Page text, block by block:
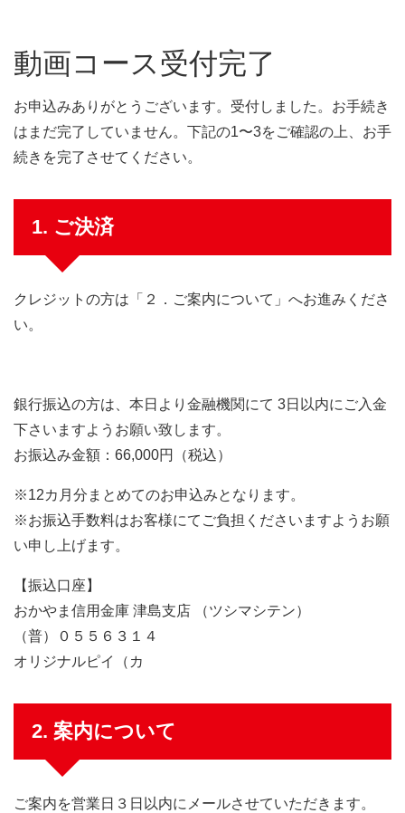
動画コース受付完了
お申込みありがとうございます。受付しました。お手続き
はまだ完了していません。下記の1〜3をご確認の上、お手
続きを完了させてください。
1. ご決済
クレジットの方は「２．ご案内について」へお進みくださ
い。
銀行振込の方は、本日より金融機関にて 3日以内にご入金
下さいますようお願い致します。
お振込み金額：66,000円（税込）
※12カ月分まとめてのお申込みとなります。
※お振込手数料はお客様にてご負担くださいますようお願
い申し上げます。
【振込口座】
おかやま信用金庫 津島支店 （ツシマシテン）
（普）０５５６３１４
オリジナルピイ（カ
2. 案内について
ご案内を営業日３日以内にメールさせていただきます。